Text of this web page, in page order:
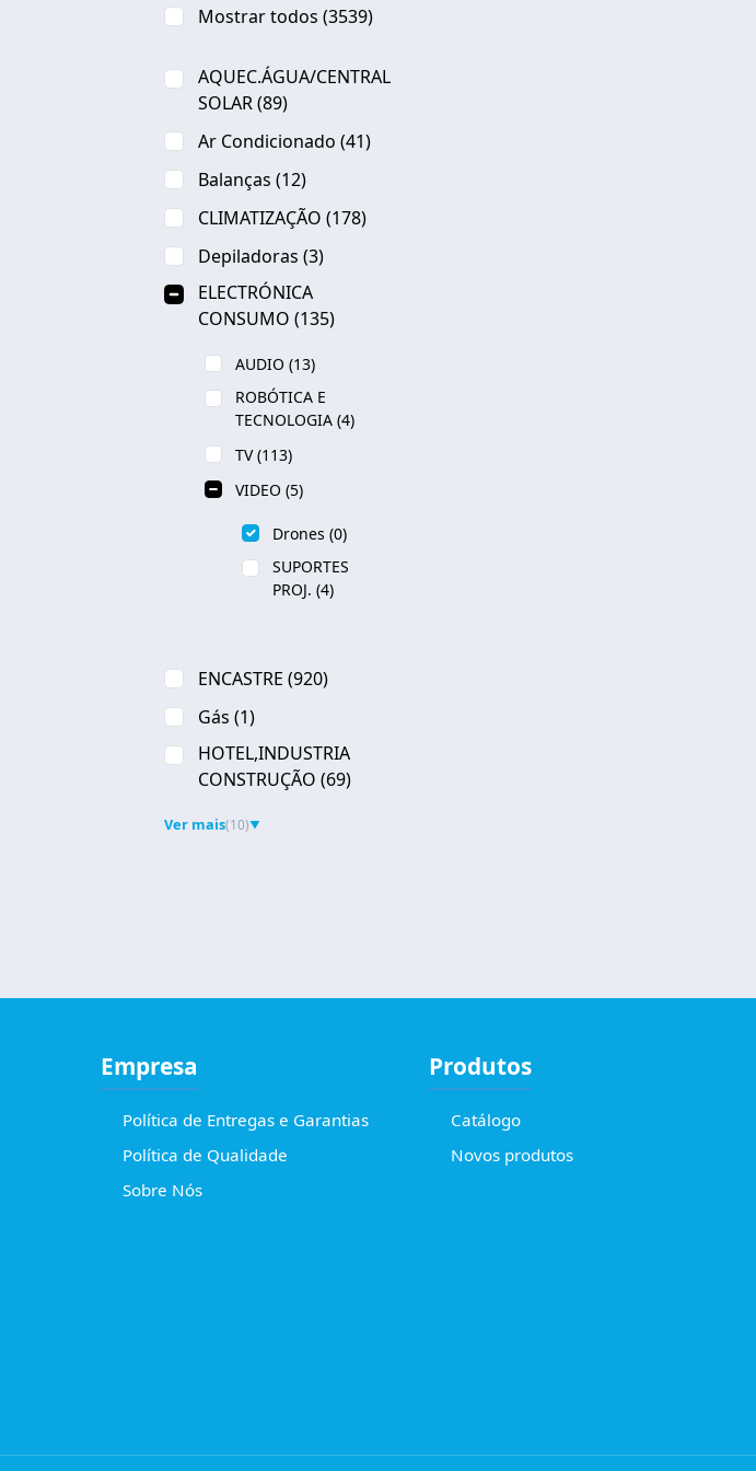
Mostrar todos (3539)
AQUEC.ÁGUA/CENTRAL
SOLAR(89)
Ar Condicionado (41)
Balanças (12)
CLIMATIZAÇÃO (178)
Depiladoras (3)
ELECTRÓNICA
CONSUMO (135)
AUDIO (13)
ROBÓTICA E
TECNOLOGIA (4)
TV (113)
VIDEO (5)
Drones (0)
SUPORTES
PROJ. (4)
ENCASTRE (920)
Gás (1)
HOTEL,INDUSTRIA
CONSTRUÇÃO (69)
Ver mais(10)▼
Empresa
Política de Entregas e Garantias
Política de Qualidade
Sobre Nós
Produtos
Catálogo
Novos produtos